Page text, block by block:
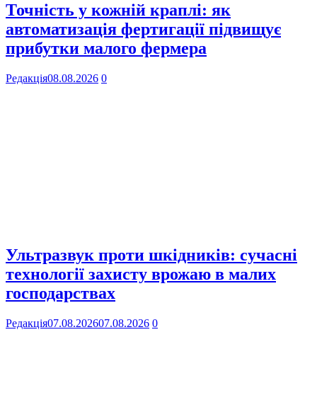
Точність у кожній краплі: як
автоматизація фертигації підвищує
прибутки малого фермера
Редакція08.08.2026 0
Ультразвук проти шкідників: сучасні
технології захисту врожаю в малих
господарствах
Редакція07.08.202607.08.2026 0